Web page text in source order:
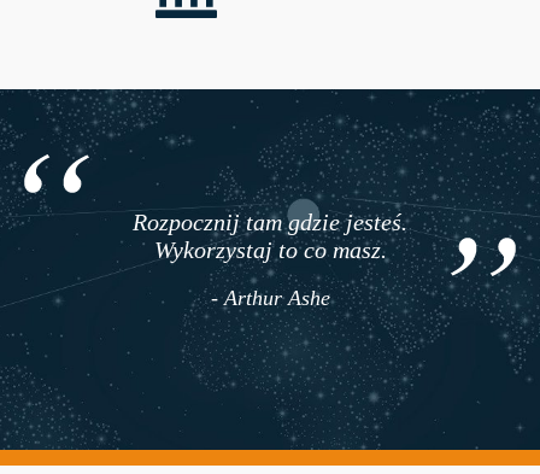
Rozpocznij tam gdzie jesteś.
Wykorzystaj to co masz.
- Arthur Ashe